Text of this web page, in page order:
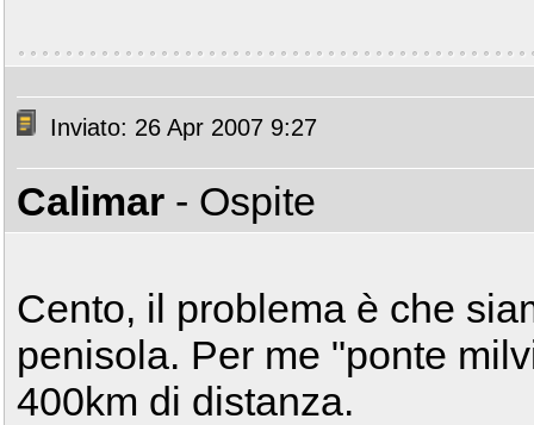
Inviato: 26 Apr 2007 9:27
Calimar - Ospite
Cento, il problema è che
penisola. Per me "ponte
400km di distanza.